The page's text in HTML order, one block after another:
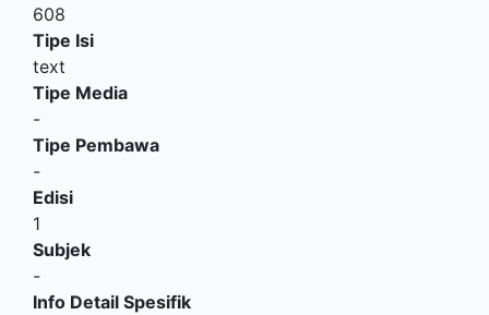
608
Tipe Isi
text
Tipe Media
-
Tipe Pembawa
-
Edisi
1
Subjek
-
Info Detail Spesifik